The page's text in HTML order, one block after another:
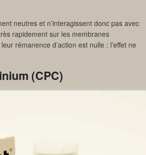
neutres et n’interagissent donc pas avec
rapidement sur les membranes
rémanence d’action est nulle : l’effet ne
(CPC)